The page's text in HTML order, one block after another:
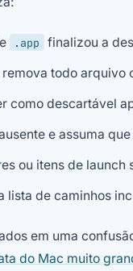
.app
finalizou a
todo arquivo
como descartável
e assuma
ou itens de
lista de caminhos
em uma
do Mac muito